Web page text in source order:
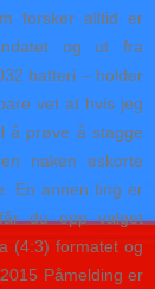
forsker alltid er
og ut fra
batteri – holder
vet at hvis jeg
å prøve å stagge
naken eskorte
En annen ting er
du opp valget
(4:3) formatet og
Påmelding er